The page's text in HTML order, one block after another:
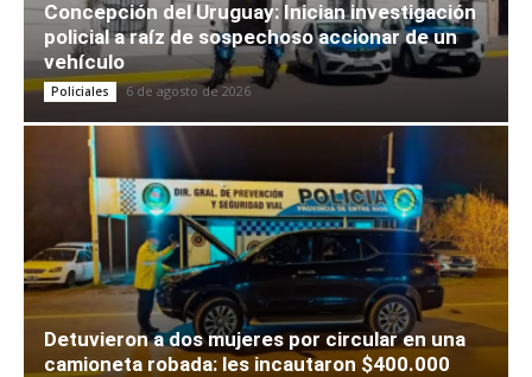
Concepción del Uruguay: Inician investigación
policial a raíz de sospechoso accionar de un
vehículo
Policiales 6 de agosto de 2026
Detuvieron a dos mujeres por circular en una
camioneta robada: les incautaron $400.000